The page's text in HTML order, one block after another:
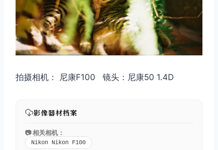
拍摄相机： 尼康F100 镜头：尼康50 1.4D
影像器材档案
📷 相关相机：
Nikon Nikon F100